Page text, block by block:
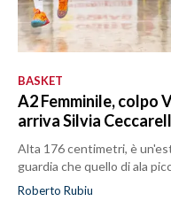
BASKET
A2 Femminile, colpo
arriva Silvia
Alta 176 centimetri, è
guardia che quello di ala
Roberto Rubiu